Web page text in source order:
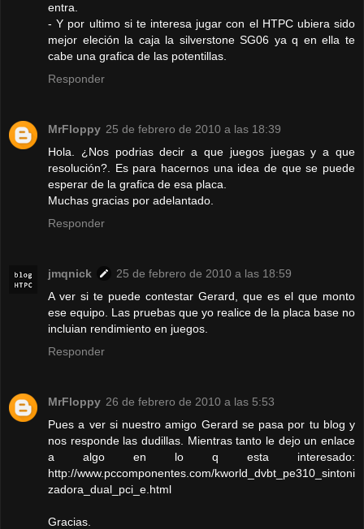
entra.
- Y por ultimo si te interesa jugar con el HTPC ubiera sido
mejor eleción la caja la silverstone SG06 ya q en ella te
cabe una grafica de las potentillas.
Responder
MrFloppy 25 de febrero de 2010 a las 18:39
Hola. ¿Nos podrias decir a que juegos juegas y a que
resolución?. Es para hacernos una idea de que se puede
esperar de la grafica de esa placa.
Muchas gracias por adelantado.
Responder
jmqnick
25 de febrero de 2010 a las 18:59
A ver si te puede contestar Gerard, que es el que monto
ese equipo. Las pruebas que yo realice de la placa base no
incluian rendimiento en juegos.
Responder
MrFloppy 26 de febrero de 2010 a las 5:53
Pues a ver si nuestro amigo Gerard se pasa por tu blog y
nos responde las dudillas. Mientras tanto le dejo un enlace
a algo en lo q esta interesado:
http://www.pccomponentes.com/kworld_dvbt_pe310_sintoni
zadora_dual_pci_e.html
Gracias.